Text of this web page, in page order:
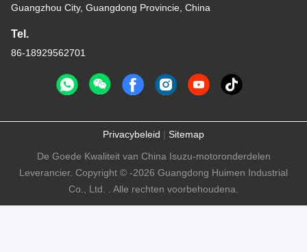
Guangzhou City, Guangdong Provincie, China
Tel.
86-18929562701
Privacybeleid | Sitemap
De Goede Kwaliteit van China Isuzu-motoronderdelen
Leverancier. Copyright © -2026 Guangdong Huimen Industrial
Co., Ltd. . Alle rechten voorbehoudena.